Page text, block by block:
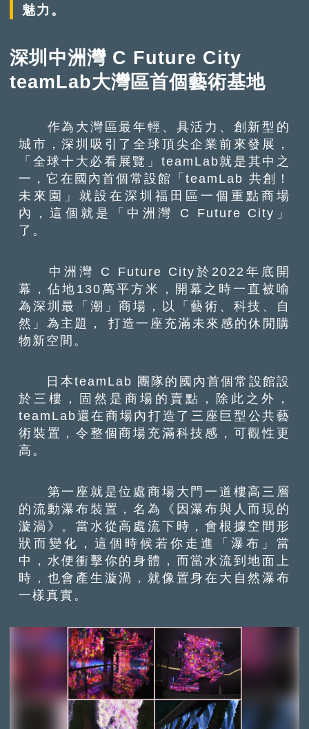
魅力。
深圳中洲灣 C Future City
teamLab大灣區首個藝術基地
作為大灣區最年輕、具活力、創新型的
城市，深圳吸引了全球頂尖企業前來發展，
「全球十大必看展覽」teamLab就是其中之
一，它在國內首個常設館「teamLab 共創！
未來園」就設在深圳福田區一個重點商場
內，這個就是「中洲灣 C Future City」
了。
中洲灣 C Future City於2022年底開
幕，佔地130萬平方米，開幕之時一直被喻
為深圳最「潮」商場，以「藝術、科技、自
然」為主題， 打造一座充滿未來感的休閒購
物新空間。
日本teamLab 團隊的國內首個常設館設
於三樓，固然是商場的賣點，除此之外，
teamLab還在商場內打造了三座巨型公共藝
術裝置，令整個商場充滿科技感，可觀性更
高。
第一座就是位處商場大門一道樓高三層
的流動瀑布裝置，名為《因瀑布與人而現的
漩渦》。當水從高處流下時，會根據空間形
狀而變化，這個時候若你走進「瀑布」當
中，水便衝擊你的身體，而當水流到地面上
時，也會產生漩渦，就像置身在大自然瀑布
一樣真實。